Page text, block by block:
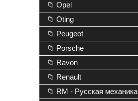
📁 Opel
📁 Oting
📁 Peugeot
📁 Porsche
📁 Ravon
📁 Renault
📁 RM - Русская механика